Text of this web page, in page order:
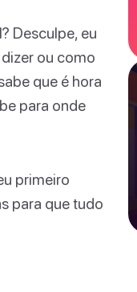
Desculpe, eu
ou como
que é hora
para onde
primeiro
para que tudo